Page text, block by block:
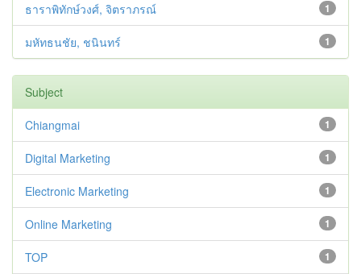
1
ธาราพิทักษ์วงศ์, จิตราภรณ์
1
มหัทธนชัย, ชนินทร์
Subject
1
Chiangmai
1
Digital Marketing
1
Electronic Marketing
1
Online Marketing
1
TOP